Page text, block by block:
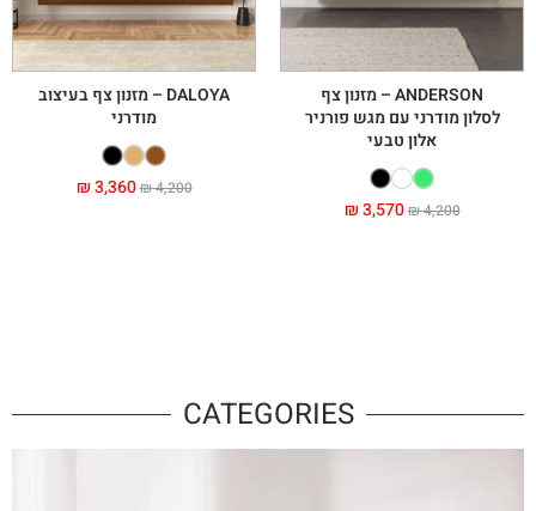
ANDERSON – מזנון צף
לסלון מודרני עם מגש פורניר
אלון טבעי
₪4,200
₪3,570
DALOYA – מזנון צף בעיצוב
מודרני
₪4,200
₪3,360
CATEGORIES